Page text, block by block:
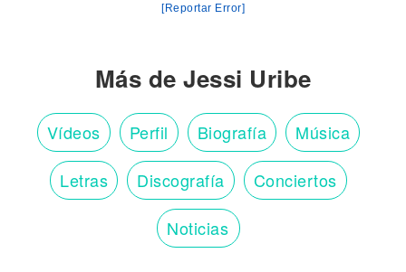
[Reportar Error]
Más de Jessi Uribe
Vídeos Perfil Biografía Música
Letras Discografía Conciertos
Noticias